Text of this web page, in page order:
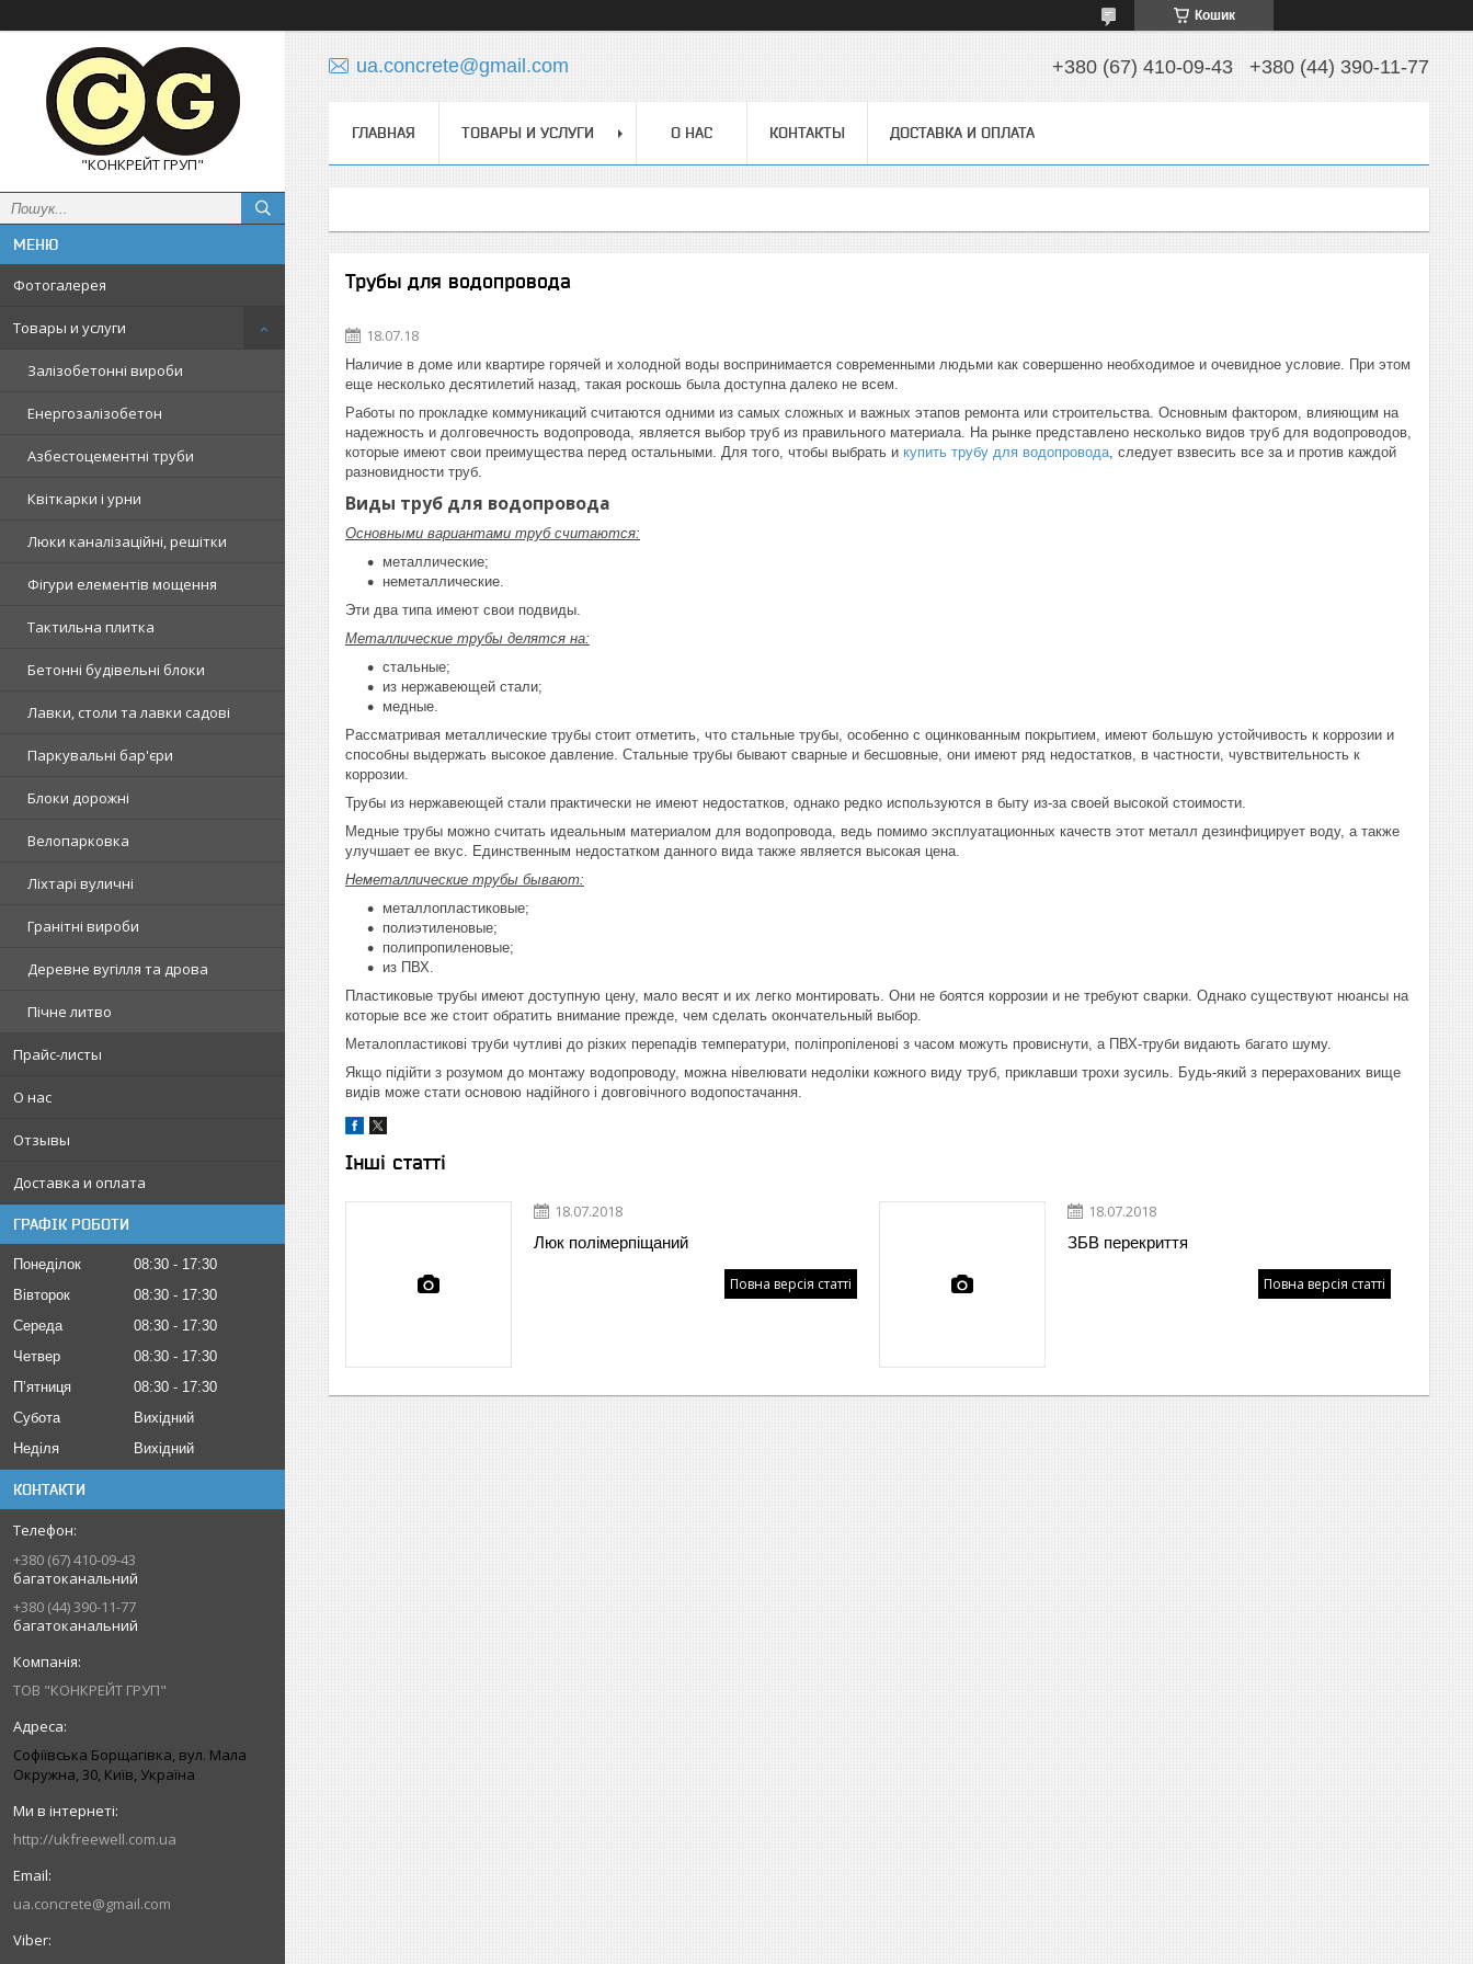
Кошик
"КОНКРЕЙТ ГРУП"
Фотогалерея
Товары и услуги
Залізобетонні вироби
Енергозалізобетон
Азбестоцементні труби
Квіткарки і урни
Люки каналізаційні, решітки
Фігури елементів мощення
Тактильна плитка
Бетонні будівельні блоки
Лавки, столи та лавки садові
Паркувальні бар'єри
Блоки дорожні
Велопарковка
Ліхтарі вуличні
Гранітні вироби
Деревне вугілля та дрова
Пічне литво
Прайс-листы
О нас
Отзывы
Доставка и оплата
ГРАФІК РОБОТИ
Понеділок 08:30
17:30
Вівторок
08:30
17:30
Середа
08:30
17:30
Четвер
08:30
17:30
Пʼятниця
08:30
17:30
Субота
Вихідний
Неділя
Вихідний
КОНТАКТИ
+380 (67) 410-09-43
багатоканальний
+380 (44) 390-11-77
багатоканальний
ТОВ "КОНКРЕЙТ ГРУП"
Софіївська Борщагівка, вул. Мала
Окружна, 30, Київ, Україна
http://ukfreewell.com.ua
ua.concrete@gmail.com
ua.concrete@gmail.com +380 (67) 410-09-43 +380 (44) 390-11-77
ГЛАВНАЯ ТОВАРЫ И УСЛУГИ О НАС КОНТАКТЫ ДОСТАВКА И ОПЛАТА
Трубы для водопровода
18.07.18
Наличие в доме или квартире горячей и холодной воды воспринимается современными людьми как совершенно необходимое и очевидное условие. При этом
еще несколько десятилетий назад, такая роскошь была доступна далеко не всем.
Работы по прокладке коммуникаций считаются одними из самых сложных и важных этапов ремонта или строительства. Основным фактором, влияющим на
надежность и долговечность водопровода, является выбор труб из правильного материала. На рынке представлено несколько видов труб для водопроводов,
которые имеют свои преимущества перед остальными. Для того, чтобы выбрать и купить трубу для водопровода, следует взвесить все за и против каждой
разновидности труб.
Виды труб для водопровода
Основными вариантами труб считаются:
металлические;
неметаллические.
Эти два типа имеют свои подвиды.
Металлические трубы делятся на:
стальные;
из нержавеющей стали;
медные.
Рассматривая металлические трубы стоит отметить, что стальные трубы, особенно с оцинкованным покрытием, имеют большую устойчивость к коррозии и
способны выдержать высокое давление. Стальные трубы бывают сварные и бесшовные, они имеют ряд недостатков, в частности, чувствительность к
коррозии.
Трубы из нержавеющей стали практически не имеют недостатков, однако редко используются в быту из-за своей высокой стоимости.
Медные трубы можно считать идеальным материалом для водопровода, ведь помимо эксплуатационных качеств этот металл дезинфицирует воду, а также
улучшает ее вкус. Единственным недостатком данного вида также является высокая цена.
Неметаллические трубы бывают:
металлопластиковые;
полиэтиленовые;
полипропиленовые;
из ПВХ.
Пластиковые трубы имеют доступную цену, мало весят и их легко монтировать. Они не боятся коррозии и не требуют сварки. Однако существуют нюансы на
которые все же стоит обратить внимание прежде, чем сделать окончательный выбор.
Металопластикові труби чутливі до різких перепадів температури, поліпропіленові з часом можуть провиснути, а ПВХ-труби видають багато шуму.
Якщо підійти з розумом до монтажу водопроводу, можна нівелювати недоліки кожного виду труб, приклавши трохи зусиль. Будь-який з перерахованих вище
видів може стати основою надійного і довговічного водопостачання.
Інші статті
18.07.2018
Люк полімерпіщаний
Повна версія статті
18.07.2018
ЗБВ перекриття
Повна версія статті